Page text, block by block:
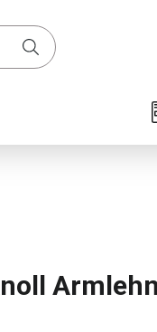
Bewertung von 0 von 5